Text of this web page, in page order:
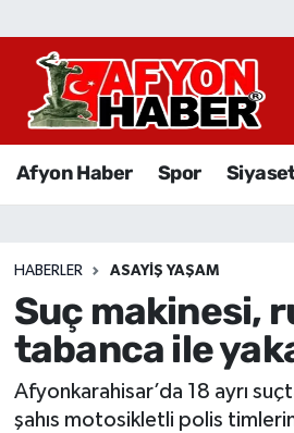
Afyon Haber Spor
HABERLER ASAYIŞ YAŞAM
Suç makinesi,
tabanca ile
Afyonkarahisar’da 18 ayrı
şahıs motosikletli polis
Afyon Haber
Sağlık
Eğitim
Sivil Toplum